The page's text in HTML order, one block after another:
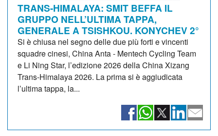
TRANS-HIMALAYA: SMIT BEFFA IL
GRUPPO NELL’ULTIMA TAPPA,
GENERALE A TSISHKOU. KONYCHEV 2°
Si è chiusa nel segno delle due più forti e vincenti
squadre cinesi, China Anta - Mentech Cycling Team
e Li Ning Star, l’edizione 2026 della China Xizang
Trans-Himalaya 2026. La prima si è aggiudicata
l’ultima tappa, la...